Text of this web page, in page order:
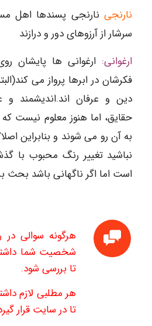
نارنجینارنجی پسندها اهل
سرشار از آرزوهای دور و درازند
ارغوانی: ارغوانی ها پایشان
فکرشان در ابرها پرواز می
دین و عرفان اند.اندیشمند و
حقایق، اما هنوز معلوم نیست
به آن رو می شوند و بنابراین
نباشید تغییر رنگ محبوب با
است اما اگر ناگهانی باشد بحث
هرگونه سوالی در
شخصیت شما
تا بررسی شود.
هر مطلبی لازم
تا در سایت قرار